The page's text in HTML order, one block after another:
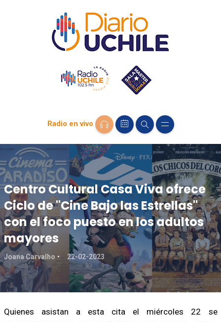
Radio en vivo
Centro Cultural Casa Viva ofrece
Ciclo de "Cine Bajo las Estrellas"
con el foco puesto en los adultos
mayores
Joana Carvalho 22-02-2023
Quienes asistan a esta cita el miércoles 22 se